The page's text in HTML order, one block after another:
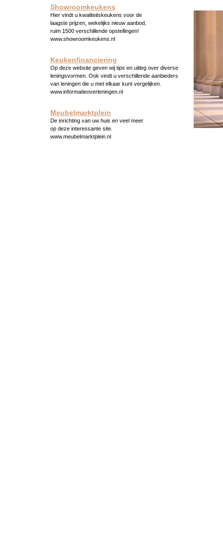
Showroomkeukens
Hier vindt u kwaliteitskeukens voor de
laagste prijzen, wekelijks nieuw aanbod,
ruim 1500 verschillende opstellingen!
www.showroomkeukens.nl
Keukenfinanciering
Op deze website geven wij tips en uitleg over diverse
leningsvormen. Ook vindt u verschillende aanbieders
van leningen die u met elkaar kunt vergelijken.
www.informatieoverleningen.nl
Meubelmarktplein
De inrichting van uw huis en veel meer
op deze interessante site.
www.meubelmarktplein.nl